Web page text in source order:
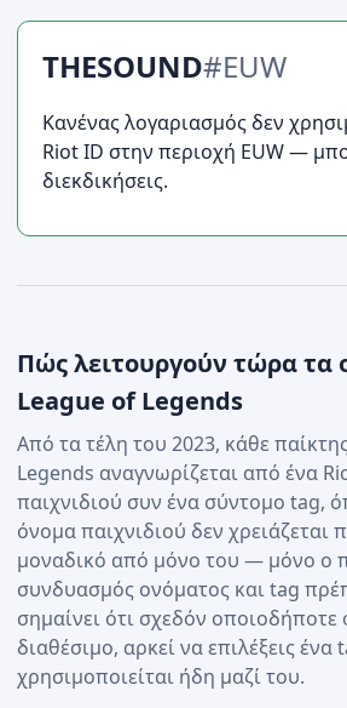
THESOUND#EUW
Κανένας λογαριασμός δεν
Riot ID στην περιοχή EUW —
διεκδικήσεις.
Πώς λειτουργούν τώρα τα
League of Legends
Από τα τέλη του 2023, κάθε
Legends αναγνωρίζεται από ένα
παιχνιδιού συν ένα σύντομο tag,
όνομα παιχνιδιού δεν χρειάζεται
μοναδικό από μόνο του — μόνο ο
συνδυασμός ονόματος και tag
σημαίνει ότι σχεδόν οποιοδήποτε
διαθέσιμο, αρκεί να επιλέξεις
χρησιμοποιείται ήδη μαζί του.